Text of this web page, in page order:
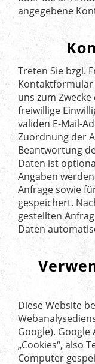
angegebene
Treten Sie bzgl.
uns zum
freiwillige
validen E-Mail-
Zuordnung der
Beantwortung
Daten ist
Angaben
Anfrage sowie
gespeichert.
gestellten
Daten
Diese Website
Google). Google
„Cookies“, also
Computer